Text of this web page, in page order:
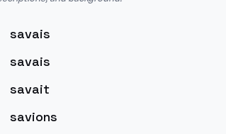
savais
savais
savait
savions